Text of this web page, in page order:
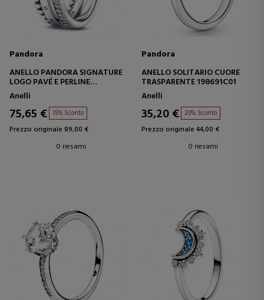
Pandora
ANELLO PANDORA SIGNATURE
LOGO PAVÉ E PERLINE
192312C01
Anelli
75,65 € 15% Sconto
Prezzo originale 89,00 €
0 riesami
Pandora
ANELLO SOLITARIO CUORE
TRASPARENTE 198691C01
Anelli
35,20 € 20% Sconto
Prezzo originale 44,00 €
0 riesami